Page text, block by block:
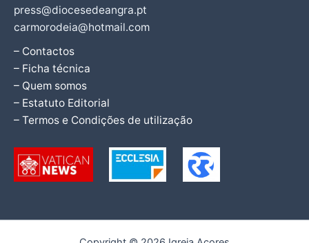
press@diocesedeangra.pt
carmorodeia@hotmail.com
– Contactos
– Ficha técnica
– Quem somos
– Estatuto Editorial
– Termos e Condições de utilização